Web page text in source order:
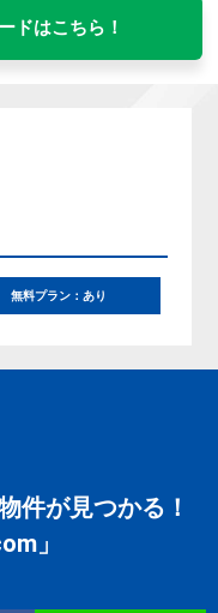
ドはこちら！
無料プラン：あり
件が見つかる！
」